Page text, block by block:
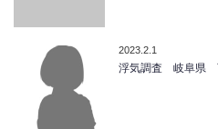
2023.2.1
浮気調査 岐阜県